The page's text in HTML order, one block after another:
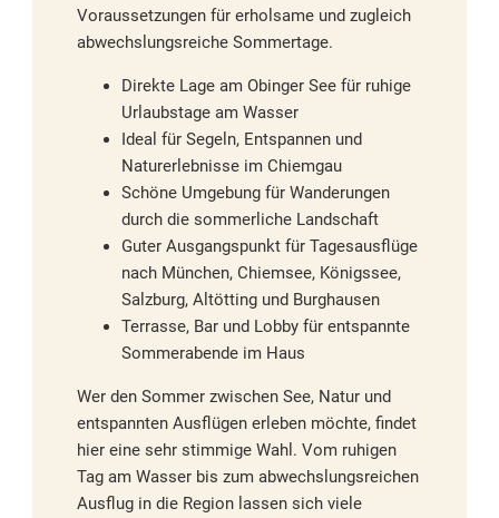
Voraussetzungen für erholsame und zugleich
abwechslungsreiche Sommertage.
Direkte Lage am Obinger See für ruhige
Urlaubstage am Wasser
Ideal für Segeln, Entspannen und
Naturerlebnisse im Chiemgau
Schöne Umgebung für Wanderungen
durch die sommerliche Landschaft
Guter Ausgangspunkt für Tagesausflüge
nach München, Chiemsee, Königssee,
Salzburg, Altötting und Burghausen
Terrasse, Bar und Lobby für entspannte
Sommerabende im Haus
Wer den Sommer zwischen See, Natur und
entspannten Ausflügen erleben möchte, findet
hier eine sehr stimmige Wahl. Vom ruhigen
Tag am Wasser bis zum abwechslungsreichen
Ausflug in die Region lassen sich viele